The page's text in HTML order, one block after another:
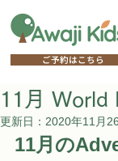
ご予約はこちら
11月 World
更新日： 2020年11月
11月の